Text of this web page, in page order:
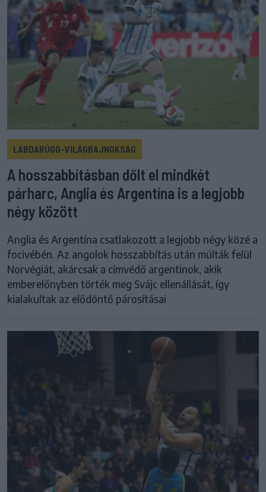
LABDARÚGÓ-VILÁGBAJNOKSÁG
A hosszabbításban dőlt el mindkét
párharc, Anglia és Argentína is a legjobb
négy között
Anglia és Argentína csatlakozott a legjobb négy közé a
focivébén. Az angolok hosszabbítás után múlták felül
Norvégiát, akárcsak a címvédő argentinok, akik
emberelőnyben törték meg Svájc ellenállását, így
kialakultak az elődöntő párosításai